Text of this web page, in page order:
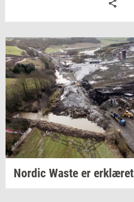
Nor­dic Waste er er­klæ­ret